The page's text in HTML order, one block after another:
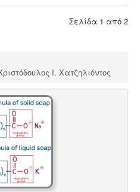
Σελίδα 1 από 2
Ι. Χατζηλιόντος